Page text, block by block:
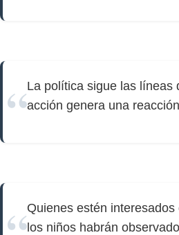
La política sigue las líneas
acción genera una
Quienes estén
los niños habrán